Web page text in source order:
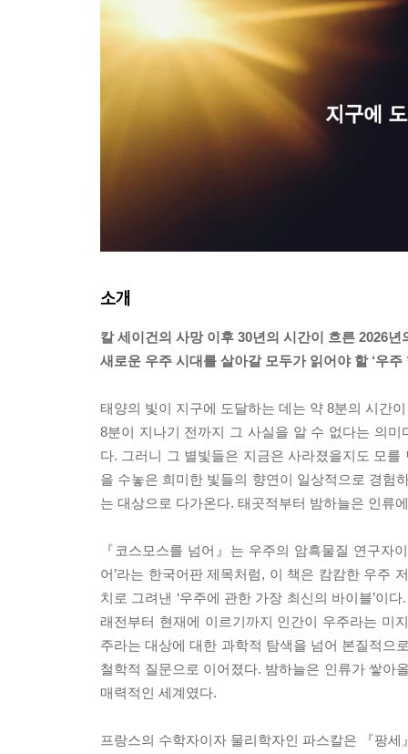
소개
칼 세이건의 사망 이후 30년의 시간이 흐른 2026년
새로운 우주 시대를 살아갈 모두가 읽어야 할 ‘우주
태양의 빛이 지구에 도달하는 데는 약 8분의 시간
8분이 지나기 전까지 그 사실을 알 수 없다는 의
다. 그러니 그 별빛들은 지금은 사라졌을지도 모
을 수놓은 희미한 빛들의 향연이 일상적으로 경험
는 대상으로 다가온다. 태곳적부터 밤하늘은 인류
『코스모스를 넘어』는 우주의 암흑물질 연구자
어’라는 한국어판 제목처럼, 이 책은 캄캄한 우주
치로 그려낸 ‘우주에 관한 가장 최신의 바이블’이
래전부터 현재에 이르기까지 인간이 우주라는 미
주라는 대상에 대한 과학적 탐색을 넘어 본질적으
철학적 질문으로 이어졌다. 밤하늘은 인류가 쌓아
매력적인 세계였다.
프랑스의 수학자이자 물리학자인 파스칼은 『팡세